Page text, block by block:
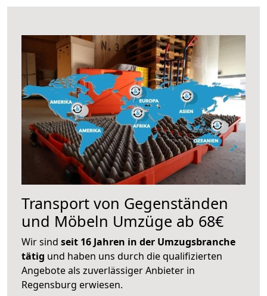
Transport von Gegenständen
und Möbeln Umzüge ab 68€
Wir sind seit 16 Jahren in der Umzugsbranche
tätig und haben uns durch die qualifizierten
Angebote als zuverlässiger Anbieter in
Regensburg erwiesen.